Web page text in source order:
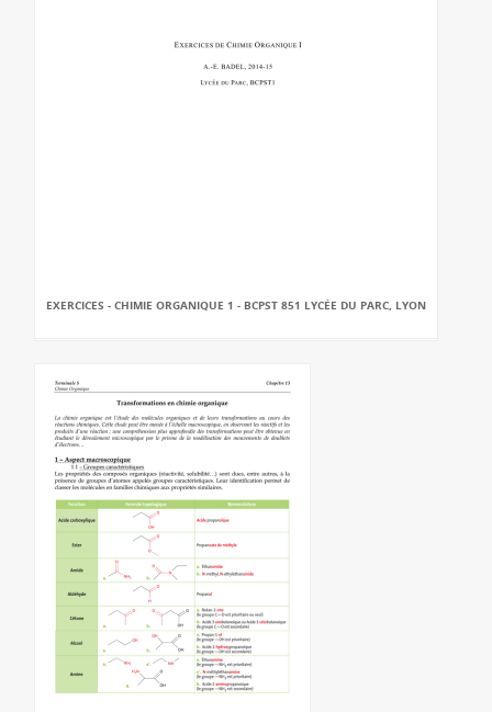
EXERCICES - CHIMIE ORGANIQUE 1 - BCPST 851 LYCÉE DU PARC, LYON